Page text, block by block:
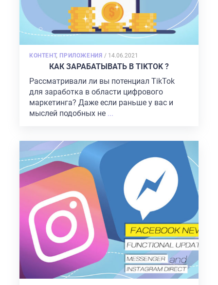
КОНТЕНТ, ПРИЛОЖЕНИЯ / POSTED
ON
14.06.2021
КАК ЗАРАБАТЫВАТЬ В TIKTOK ?
Рассматривали ли вы потенциал TikTok
для заработка в области цифрового
маркетинга? Даже если раньше у вас и
мыслей подобных не ...